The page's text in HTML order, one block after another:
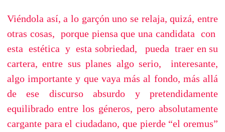
Viéndola así, a lo garçón uno se relaja, quizá, entre
otras cosas, porque piensa que una candidata con
esta estética y esta sobriedad, pueda traer en su
cartera, entre sus planes algo serio, interesante,
algo importante y que vaya más al fondo, más allá
de ese discurso absurdo y pretendidamente
equilibrado entre los géneros, pero absolutamente
cargante para el ciudadano, que pierde “el oremus”